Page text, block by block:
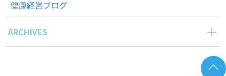
健康経営ブログ
ARCHIVES